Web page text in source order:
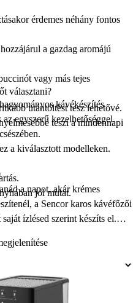
érdemes néhány fontos
a gazdag aromájú
vagy más tejes
utántöltést tesz lehetővé.
teszi a mindennapi
választani?
kávékészítés
egyszerű kezelhetőséggel.
a kiválasztott modelleken.
jól mutat.
a napot, akár krémes
a Sencor karos kávéfőzői
ízlésed szerint készíts el.
modellt, és fedezd fel,
az otthoni kávékészítés egy